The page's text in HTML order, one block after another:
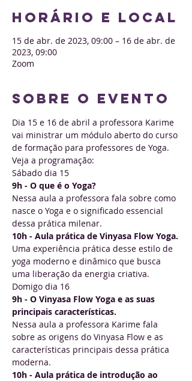
Horário e local
15 de abr. de 2023, 09:00 – 16 de abr. de
2023, 09:00
Zoom
Sobre o evento
Dia 15 e 16 de abril a professora Karime
vai ministrar um módulo aberto do curso
de formação para professores de Yoga.
Veja a programação:
Sábado dia 15
9h - O que é o Yoga?
Nessa aula a professora fala sobre como
nasce o Yoga e o significado essencial
dessa prática milenar.
10h - Aula prática de Vinyasa Flow Yoga.
Uma experiência prática desse estilo de
yoga moderno e dinâmico que busca
uma liberação da energia criativa.
Domigo dia 16
9h - O Vinyasa Flow Yoga e as suas
principais características.
Nessa aula a professora Karime fala
sobre as origens do Vinyasa Flow e as
características principais dessa prática
moderna.
10h - Aula prática de introdução ao